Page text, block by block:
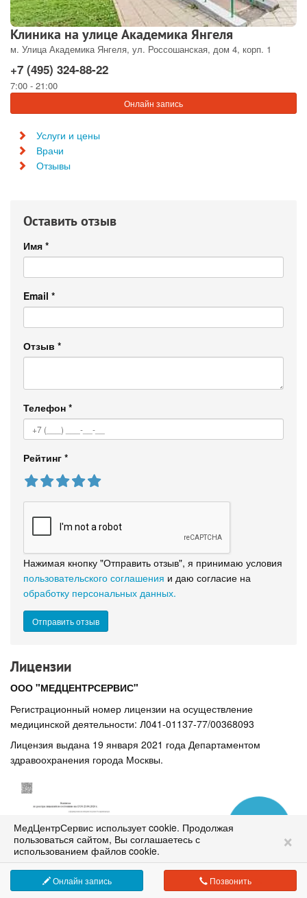
Сеть медицинских клиник в Москве
работаем с 1995 года
Клиника на улице Академика Янгеля
м. Улица Академика Янгеля, ул. Россошанская, дом 4, корп. 1
+7 (495) 324-88-22
7:00 - 21:00
Онлайн запись
Услуги и цены
Врачи
Отзывы
Оставить отзыв
Имя *
Email *
Отзыв *
Телефон *
Рейтинг *
Нажимая кнопку "Отправить отзыв", я принимаю условия
пользовательского соглашения и даю согласие на
обработку персональных данных.
Лицензии
ООО "МЕДЦЕНТРСЕРВИС"
Регистрационный номер лицензии на осуществление
медицинской деятельности: Л041-01137-77/00368093
Лицензия выдана 19 января 2021 года Департаментом
здравоохранения города Москвы.
МедЦентрСервис использует cookie. Продолжая
пользоваться сайтом, Вы соглашаетесь с
использованием файлов cookie.
×
Онлайн запись Позвонить